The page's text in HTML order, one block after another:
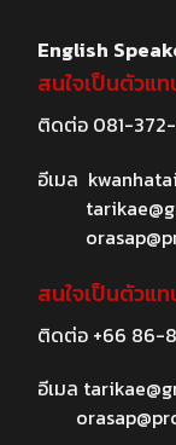
English
สนใจเป็นตัวแ
ติดต่อ 081-
อีเมล
สนใจเป็นตัวแ
ติดต่อ +66 86-
อีเมล